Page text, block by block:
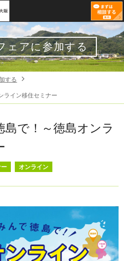
ェアに参加する
する
ライン移住セミナー
島で！～徳島オンラ
オンライン